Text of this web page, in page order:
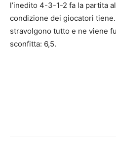
l’inedito 4-3-1-2 fa la partita
condizione dei giocatori
stravolgono tutto e ne viene
sconfitta: 6,5.